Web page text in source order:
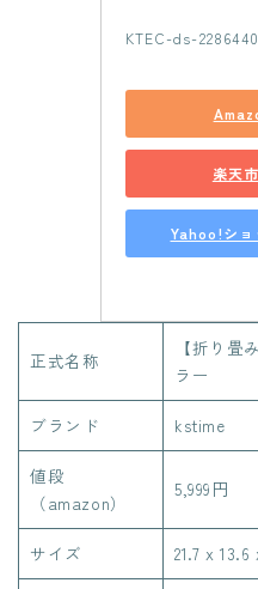
KTEC-ds-2286440
楽天
Yahoo!ショ
正式名称
【折り畳
ラー
ブランド ‎kstime
値段
（amazon）
5,999円
サイズ 21.7 x